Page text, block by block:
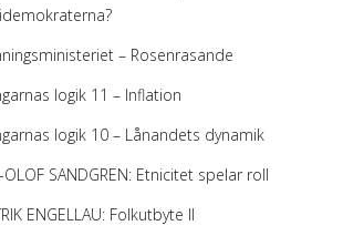
– Rosenrasande
logik 11 – Inflation
logik 10 – Lånandets dynamik
OLOF SANDGREN: Etnicitet spelar roll
ENGELLAU: Folkutbyte II